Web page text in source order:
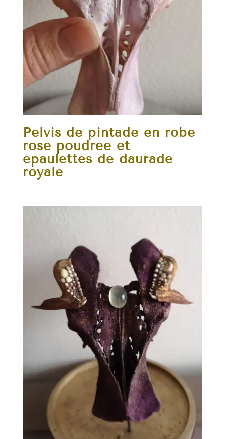
Pelvis de pintade en robe
rose poudrée et
épaulettes de daurade
royale